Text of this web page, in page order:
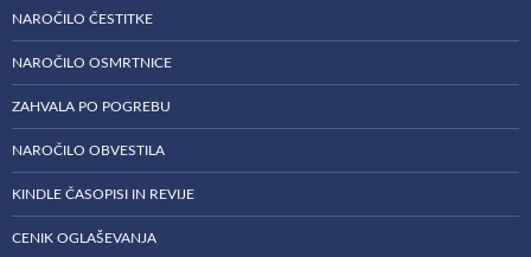
NAROČILO ČESTITKE
NAROČILO OSMRTNICE
ZAHVALA PO POGREBU
NAROČILO OBVESTILA
KINDLE ČASOPISI IN REVIJE
CENIK OGLAŠEVANJA